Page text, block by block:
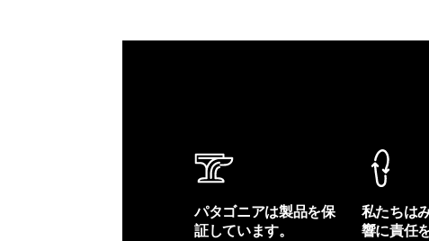
パタゴニアは製品を保
証しています。
私たちは
響に責任